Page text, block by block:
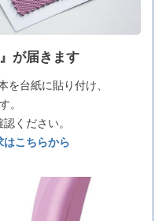
が届きます
を台紙に貼り付け、
。
ください。
はこちらから